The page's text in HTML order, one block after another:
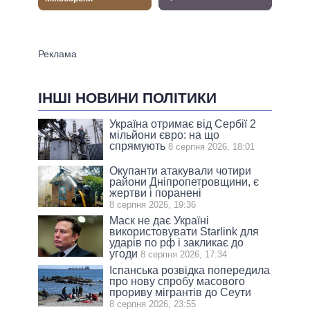
ІНШІ НОВИНИ ПОЛІТИКИ
Україна отримає від Сербії 2
мільйони євро: на що
спрямують 8 серпня 2026, 18:01
Окупанти атакували чотири
райони Дніпропетровщини, є
жертви і поранені
8 серпня 2026, 19:36
Маск не дає Україні
використовувати Starlink для
ударів по рф і закликає до
угоди 8 серпня 2026, 17:34
Іспанська розвідка попередила
про нову спробу масового
прориву мігрантів до Сеути
8 серпня 2026, 23:55